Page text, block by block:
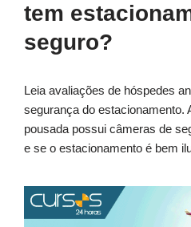
tem
seguro?
Leia avaliações de hóspedes
segurança do estacionamento.
pousada possui câmeras de
e se o estacionamento é bem